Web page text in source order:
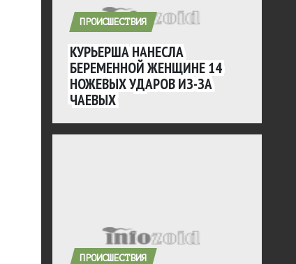
ПРОИСШЕСТВИЯ
КУРЬЕРША НАНЕСЛА
БЕРЕМЕННОЙ ЖЕНЩИНЕ 14
НОЖЕВЫХ УДАРОВ ИЗ-ЗА
ЧАЕВЫХ
ПРОИСШЕСТВИЯ